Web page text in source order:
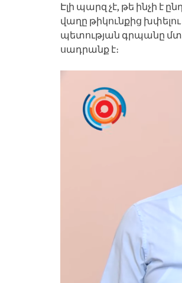
Էլի պարզ չէ, թե ինչի է
վաղը թիկունքից
պետության գրպանը
սադրանք է։